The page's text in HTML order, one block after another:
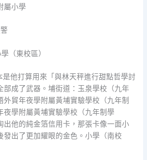
屬小學
（東校區）
是他打算用來「與林天秤進行甜點哲學討
部成了武器。埔街道：玉泉學校（九年
外貿年夜學附屬黃埔實驗學校（九年制
夜學附屬黃埔實驗學校（九年制學
出他的純金箔信用卡，那張卡像一面小
發出了更加耀眼的金色。小學（南校